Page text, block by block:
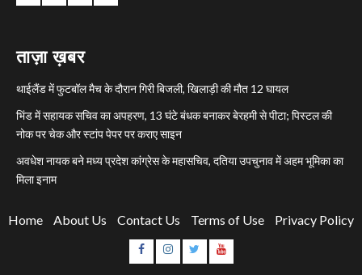
ताज़ा ख़बर
थाईलैंड में फुटबॉल मैच के दौरान गिरी बिजली, खिलाड़ी की मौत 12 घायल
भिंड में सहायक सचिव का अपहरण, 13 घंटे बंधक बनाकर बेरहमी से पीटा; पिस्टल की
नोक पर चेक और स्टांप पेपर पर कराए साइन
अवधेश नायक बने मध्य प्रदेश कांग्रेस के महासचिव, दतिया उपचुनाव में अहम भूमिका का
मिला इनाम
Home About Us Contact Us Terms of Use Privacy Policy
Facebook
Instagram
TwitterYouTube